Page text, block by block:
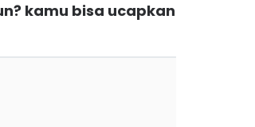
kamu bisa ucapkan